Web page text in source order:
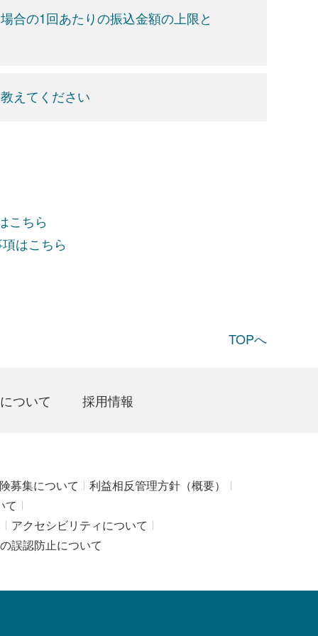
合の1回あたりの振込金額の上限と
えてください
こちら
はこちら
TOPへ
ついて 採用情報
募集について
利益相反管理方針（概要）
て
アクセシビリティについて
誤認防止について